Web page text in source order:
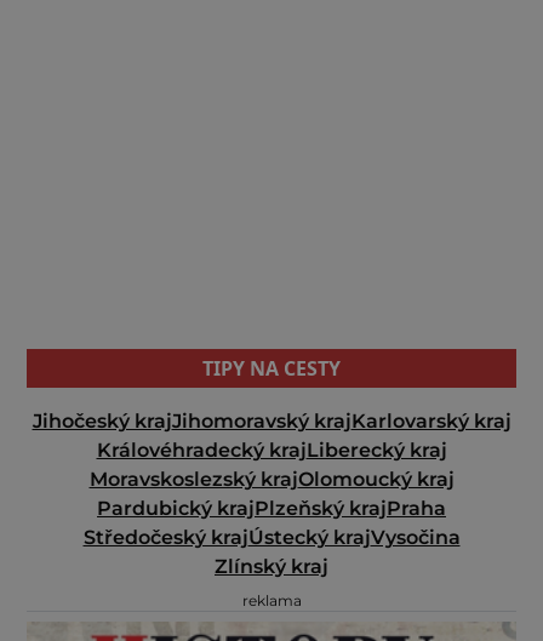
TIPY NA CESTY
Jihočeský krajJihomoravský krajKarlovarský kraj
Královéhradecký krajLiberecký kraj
Moravskoslezský krajOlomoucký kraj
Pardubický krajPlzeňský krajPraha
Středočeský krajÚstecký krajVysočina
Zlínský kraj
reklama